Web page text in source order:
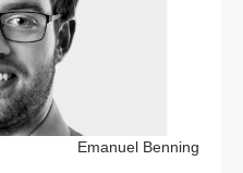
Emanuel Benning